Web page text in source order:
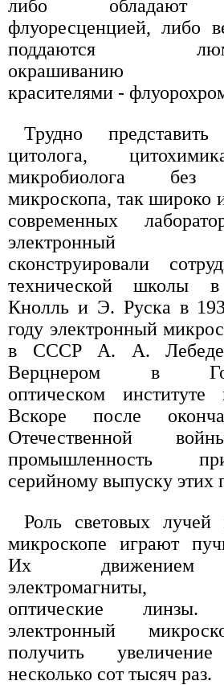
либо обладают
флуоресценцией, либо
поддаются
окрашиванию
красителями -
Трудно
цитолога,
микробиолога без
микроскопа, так широко
современных
электронный
сконструировали
технической школы
Кнолль и Э. Руска в
году электронный
в СССР А. А.
Верцнером в
оптическом институте
Вскоре после
Отечественной
промышленность
серийному выпуску этих
Роль световых лучей
микроскопе играют
Их движением
электромагниты,
оптические линзы.
электронный
получить
несколько сот тысяч раз.